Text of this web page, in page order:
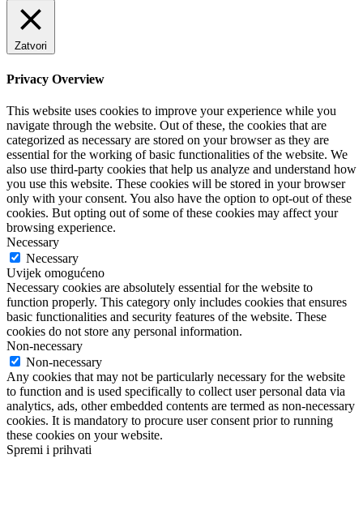
Zatvori
Privacy Overview
This website uses cookies to improve your experience while you
navigate through the website. Out of these, the cookies that are
categorized as necessary are stored on your browser as they are
essential for the working of basic functionalities of the website. We
also use third-party cookies that help us analyze and understand how
you use this website. These cookies will be stored in your browser
only with your consent. You also have the option to opt-out of these
cookies. But opting out of some of these cookies may affect your
browsing experience.
Necessary
Necessary
Uvijek omogućeno
Necessary cookies are absolutely essential for the website to
function properly. This category only includes cookies that ensures
basic functionalities and security features of the website. These
cookies do not store any personal information.
Non-necessary
Non-necessary
Any cookies that may not be particularly necessary for the website
to function and is used specifically to collect user personal data via
analytics, ads, other embedded contents are termed as non-necessary
cookies. It is mandatory to procure user consent prior to running
these cookies on your website.
Spremi i prihvati